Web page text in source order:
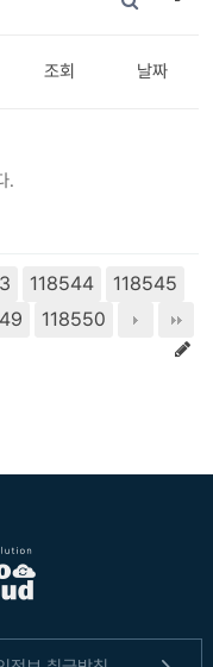
조회 날짜
.
118544
118545
118550